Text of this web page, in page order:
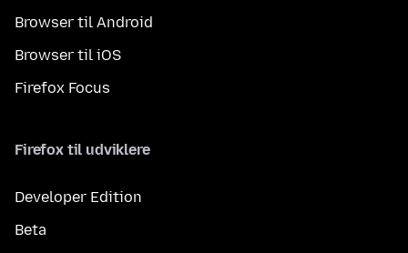
Browser til Android
Browser til iOS
Firefox Focus
Firefox til udviklere
Developer Edition
Beta